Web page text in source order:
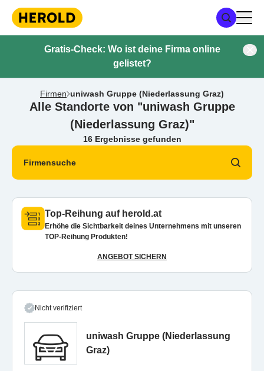
Gratis-Check: Wo ist deine Firma online
gelistet?
Firmen uniwash Gruppe (Niederlassung Graz)
Alle Standorte von "uniwash Gruppe
(Niederlassung Graz)"
16 Ergebnisse gefunden
Firmensuche
Top-Reihung auf herold.at
Erhöhe die Sichtbarkeit deines Unternehmens mit unseren
TOP-Reihung Produkten!
ANGEBOT SICHERN
Nicht verifiziert
uniwash Gruppe (Niederlassung
Graz)